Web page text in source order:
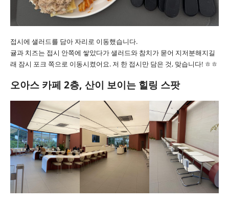
접시에 샐러드를 담아 자리로 이동했습니다.
귤과 치즈는 접시 안쪽에 쌓았다가 샐러드와 참치가 묻어 지저분해지길
래 잠시 포크 쪽으로 이동시켰어요. 저 한 접시만 담은 것, 맞습니다! ㅎㅎ
오아스 카페 2층, 산이 보이는 힐링 스팟